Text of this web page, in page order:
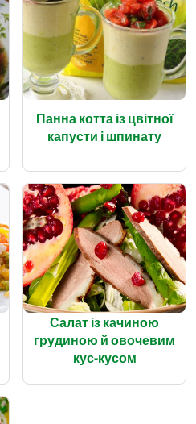
Панна котта із цвітної
капусти і шпинату
Салат із качиною
грудиною й овочевим
кус-кусом